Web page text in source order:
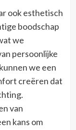
ook esthetisch
boodschap
we
persoonlijke
we een
creëren dat
van
kans om